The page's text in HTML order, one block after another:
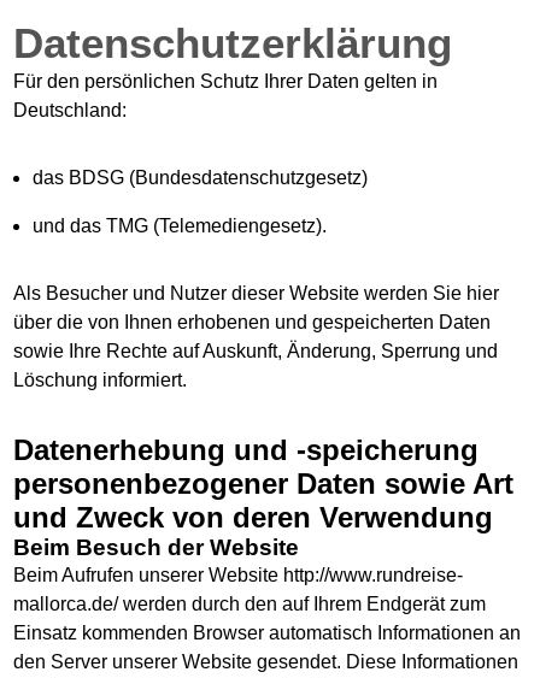
Datenschutzerklärung
Für den persönlichen Schutz Ihrer Daten gelten in
Deutschland:
das BDSG (Bundesdatenschutzgesetz)
und das TMG (Telemediengesetz).
Als Besucher und Nutzer dieser Website werden Sie hier
über die von Ihnen erhobenen und gespeicherten Daten
sowie Ihre Rechte auf Auskunft, Änderung, Sperrung und
Löschung informiert.
Datenerhebung und -speicherung
personenbezogener Daten sowie Art
und Zweck von deren Verwendung
Beim Besuch der Website
Beim Aufrufen unserer Website http://www.rundreise-
mallorca.de/ werden durch den auf Ihrem Endgerät zum
Einsatz kommenden Browser automatisch Informationen an
den Server unserer Website gesendet. Diese Informationen